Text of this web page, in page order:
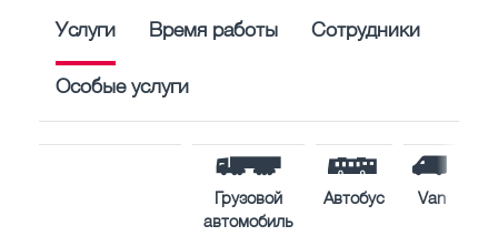
Услуги Время работы Сотрудники
Особые услуги
Грузовой
автомобиль
Автобус Van